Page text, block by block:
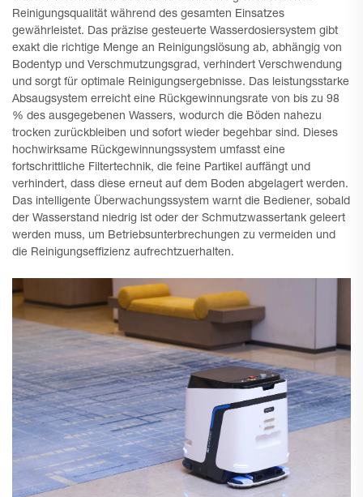
Reinigungsqualität während des gesamten Einsatzes
gewährleistet. Das präzise gesteuerte Wasserdosiersystem gibt
exakt die richtige Menge an Reinigungslösung ab, abhängig von
Bodentyp und Verschmutzungsgrad, verhindert Verschwendung
und sorgt für optimale Reinigungsergebnisse. Das leistungsstarke
Absaugsystem erreicht eine Rückgewinnungsrate von bis zu 98
% des ausgegebenen Wassers, wodurch die Böden nahezu
trocken zurückbleiben und sofort wieder begehbar sind. Dieses
hochwirksame Rückgewinnungssystem umfasst eine
fortschrittliche Filtertechnik, die feine Partikel auffängt und
verhindert, dass diese erneut auf dem Boden abgelagert werden.
Das intelligente Überwachungssystem warnt die Bediener, sobald
der Wasserstand niedrig ist oder der Schmutzwassertank geleert
werden muss, um Betriebsunterbrechungen zu vermeiden und
die Reinigungseffizienz aufrechtzuerhalten.